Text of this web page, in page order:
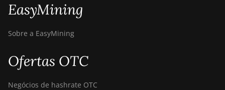
EasyMining
Sobre a EasyMining
Ofertas OTC
Negócios de hashrate OTC